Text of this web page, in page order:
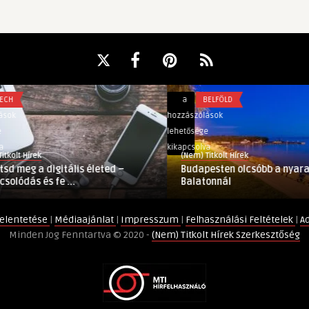
életed –
...
Budapesten
olcsóbb
a
nyaralás,
a
Balatonnál
a
hozzászólások
lehetősége
kikapcsolva
BELFÖLD
(Nem) Titkolt Hírek
Budapesten olcsóbb a nyaralás, mint a
Balatonnál
| Médiaajánlat | Impresszum | Felhasználási Feltételek |
Minden Jog Fenntartva © 2020 - (Nem) Titkolt Hírek Szerkesztőség